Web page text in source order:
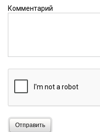
Комментарий
Отправить